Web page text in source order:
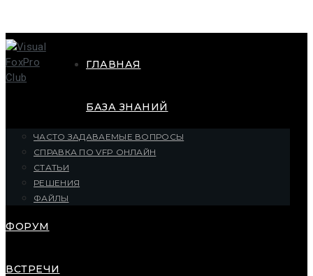
ГЛАВНАЯ
БАЗА ЗНАНИЙ
ЧАСТО ЗАДАВАЕМЫЕ ВОПРОСЫ
СПРАВКА ПО VFP ОНЛАЙН
СТАТЬИ
РЕШЕНИЯ
ФАЙЛЫ
ФОРУМ
ВСТРЕЧИ